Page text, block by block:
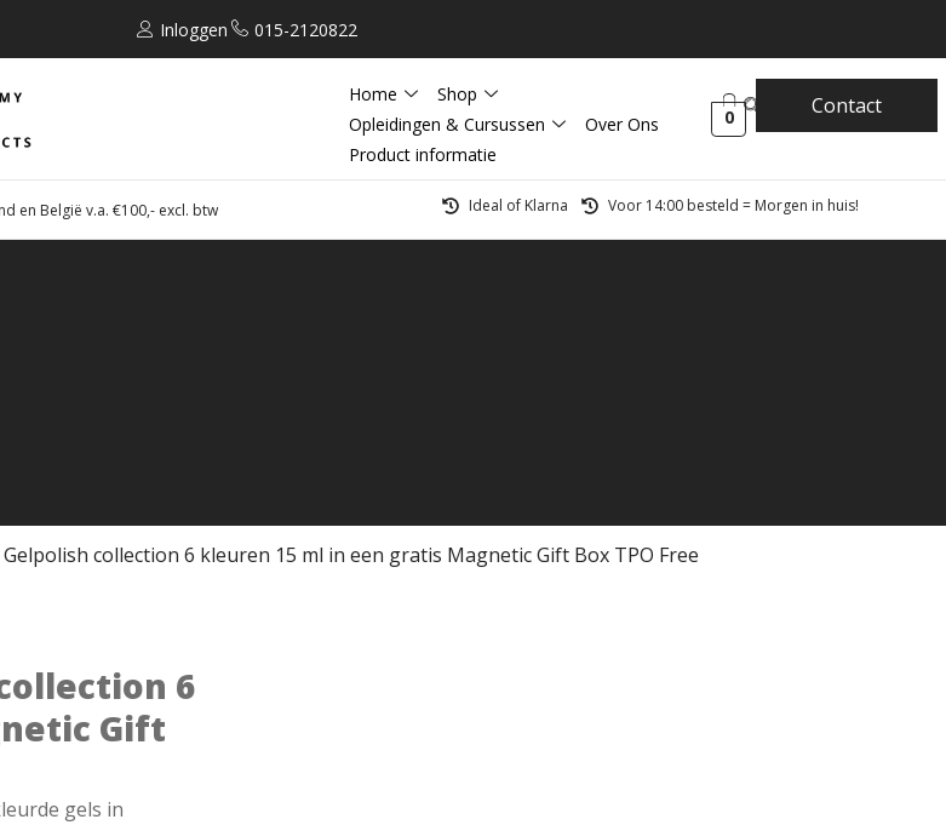
Inloggen 015-2120822
Home
Shop
Opleidingen & Cursussen
Over Ons
Product informatie
0 Contact
en België v.a. €100,- excl. btw Ideal of Klarna Voor 14:00 besteld = Morgen in huis!
collection 6 kleuren 15 ml in een gratis Magnetic Gift Box TPO Free
6
Gift
gels in